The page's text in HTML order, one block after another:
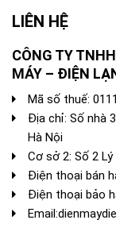
LIÊN HỆ
CÔNG TY
MÁY – ĐIỆN
Mã số thuế:
Địa chỉ: Số nhà
Hà Nội
Cơ sở 2: Số 2 Lý
Điện thoại bán
Điện thoại bảo
Email: